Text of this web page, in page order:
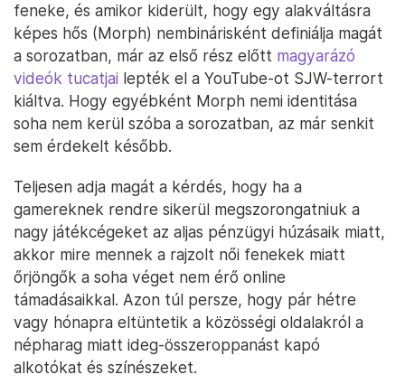
feneke, és amikor kiderült, hogy egy alakváltásra
képes hős (Morph) nembinárisként definiálja magát
a sorozatban, már az első rész előtt magyarázó
videók tucatjai lepték el a YouTube-ot SJW-terrort
kiáltva. Hogy egyébként Morph nemi identitása
soha nem kerül szóba a sorozatban, az már senkit
sem érdekelt később.
Teljesen adja magát a kérdés, hogy ha a
gamereknek rendre sikerül megszorongatniuk a
nagy játékcégeket az aljas pénzügyi húzásaik miatt,
akkor mire mennek a rajzolt női fenekek miatt
őrjöngők a soha véget nem érő online
támadásaikkal. Azon túl persze, hogy pár hétre
vagy hónapra eltüntetik a közösségi oldalakról a
népharag miatt ideg-összeroppanást kapó
alkotókat és színészeket.